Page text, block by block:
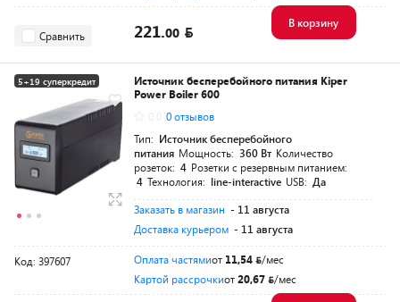
Сравнить 221.00
В корзину
5+19 суперкредит
Разумная цена
Источник бесперебойного питания Kiper
Power Boiler 600
0 отзывов
Тип: Источник бесперебойного
питания Мощность: 360 Вт Количество
розеток: 4 Розетки с резервным питанием:
4 Технология: line-interactive USB: Да
Заказать в магазин - 11 августа
Доставка курьером - 11 августа
Код: 397607 Оплата частямиот 11,54
/мес
Картой рассрочкиот20,67 /мес